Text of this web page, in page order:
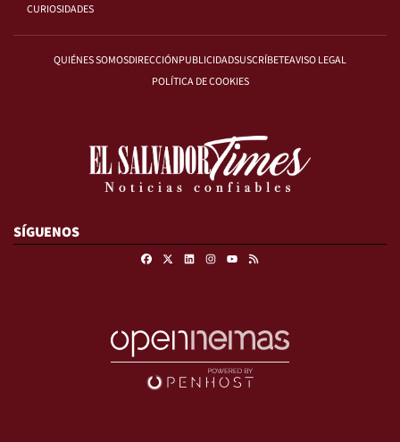
CURIOSIDADES
QUIÉNES SOMOSDIRECCIÓNPUBLICIDADSUSCRÍBETEAVISO LEGAL
POLÍTICA DE COOKIES
SÍGUENOS
FacebookLinkedinInstagram